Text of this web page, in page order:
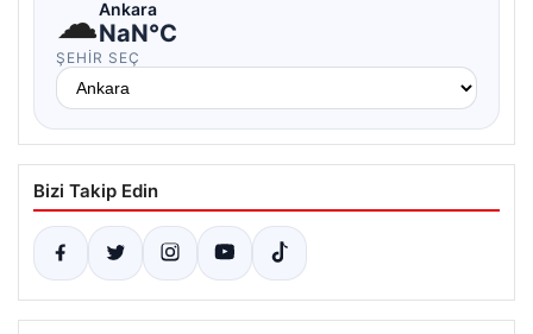
☁Ankara
NaN°C
ŞEHIR SEÇ
Bizi Takip Edin